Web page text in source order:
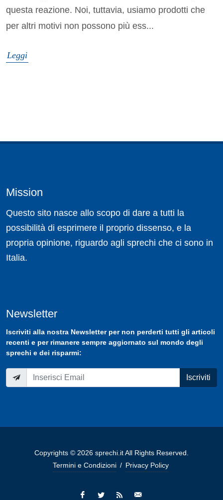
questa reazione. Noi, tuttavia, usiamo prodotti che
per altri motivi non possono più ess...
Leggi
Mission
Questo sito nasce allo scopo di dare a tutti la
possibilità di esprimere il proprio dissenso, e la
propria opinione, riguardo agli sprechi che ci sono in
Italia.
Newsletter
Iscriviti alla nostra Newsletterper non perderti tutti gli articoli
recenti e per rimanere sempre aggiornato sul mondo degli
sprechi e dei risparmi:
Iscriviti
Copyrights © 2026 sprechi.it All Rights Reserved.
Termini e Condizioni / Privacy Policy